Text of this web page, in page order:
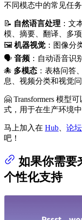
不同模态中的常见任务
📝 自然语言处理 ：文
模、摘要、翻译、多
🖼️ 机器视觉：图像分
🗣️ 音频 ：自动语音识
🐙 多模态 ：表格问答
息、视频分类和视觉问
🤗 Transformers 模型
式，用于在生产环境中
马上加入在 Hub 论坛
吧！
如果你需要
个性化支持